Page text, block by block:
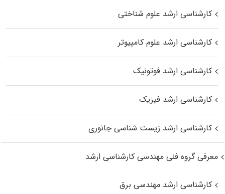
کارشناسی ارشد علوم شناختی
کارشناسی ارشد علوم کامپیوتر
کارشناسی ارشد فوتونیک
کارشناسی ارشد فیزیک
کارشناسی ارشد زیست‌ شناسی جانوری
معرفی گروه فنی مهندسی کارشناسی ارشد
کارشناسی ارشد مهندسی برق